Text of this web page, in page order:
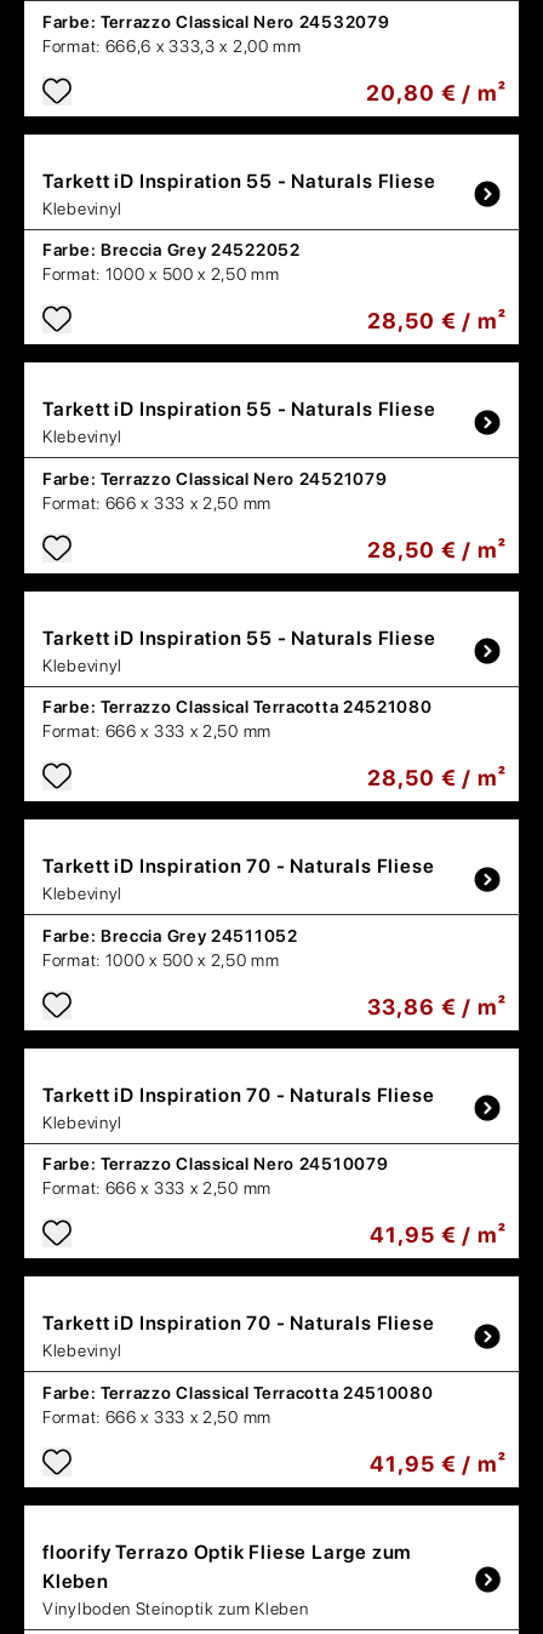
Farbe: Terrazzo Classical Nero 24532079
Format: 666,6 x 333,3 x 2,00 mm
20,80 € / m²
Tarkett iD Inspiration 55 - Naturals Fliese
Klebevinyl
Farbe: Breccia Grey 24522052
Format: 1000 x 500 x 2,50 mm
28,50 € / m²
Tarkett iD Inspiration 55 - Naturals Fliese
Klebevinyl
Farbe: Terrazzo Classical Nero 24521079
Format: 666 x 333 x 2,50 mm
28,50 € / m²
Tarkett iD Inspiration 55 - Naturals Fliese
Klebevinyl
Farbe: Terrazzo Classical Terracotta 24521080
Format: 666 x 333 x 2,50 mm
28,50 € / m²
Tarkett iD Inspiration 70 - Naturals Fliese
Klebevinyl
Farbe: Breccia Grey 24511052
Format: 1000 x 500 x 2,50 mm
33,86 € / m²
Tarkett iD Inspiration 70 - Naturals Fliese
Klebevinyl
Farbe: Terrazzo Classical Nero 24510079
Format: 666 x 333 x 2,50 mm
41,95 € / m²
Tarkett iD Inspiration 70 - Naturals Fliese
Klebevinyl
Farbe: Terrazzo Classical Terracotta 24510080
Format: 666 x 333 x 2,50 mm
41,95 € / m²
floorify Terrazo Optik Fliese Large zum
Kleben
Vinylboden Steinoptik zum Kleben